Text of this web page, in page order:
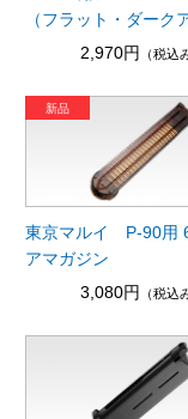
（フラット・ダーク
2,970円
（税込
東京マルイ P-90用
アマガジン
3,080円
（税込